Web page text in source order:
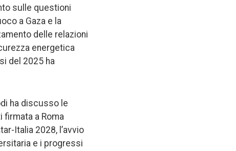
sulle questioni
a Gaza e la
delle relazioni
energetica
del 2025 ha
ha discusso le
firmata a Roma
Italia 2028, l’avvio
e i progressi